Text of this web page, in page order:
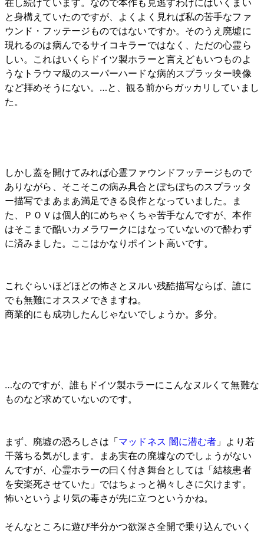
在し続けています。なので本作も見逃すわけにはいくまい
と身構えていたのですが、よくよく見れば私の苦手なファ
ウンド・フッテージものではないですか。そのうえ廃墟に
現れるのは病んでるサイコキラーではなく、ただの心霊ら
しい。これはいくらドイツ製ホラーと言えどもいつものよ
うなトラウマ級のスーパーハードな病的スプラッター映像
など拝めそうにない。…と、観る前からガッカリしていまし
た。
しかし蓋を開けてみれば心霊ファウンドフッテージもので
ありながら、そこそこの病み具合とぼちぼちのスプラッタ
ー描写でまあまあ満足できる良作となっていました。ま
た、ＰＯＶは個人的にめちゃくちゃ苦手なんですが、本作
はそこまで酷いカメラワークにはなっていないので酔わず
に済みました。ここはかなりポイント高いです。
これぐらいほどほどの怖さとヌルい残酷描写ならば、誰に
でも無難にオススメできますね。
商業的にも成功したんじゃないでしょうか。多分。
…なのですが、誰もドイツ製ホラーにこんなヌルくて無難な
ものなど求めていないのです。
まず、廃墟の恐ろしさは「マッドネス 闇に潜む者 」より若
干落ちる気がします。まあ実在の廃墟なのでしょうがない
んですが、心霊ホラーの曰く付き舞台としては「結核患者
を安楽死させていた」ではちょっと禍々しさに欠けます。
怖いというより気の毒さが先に立つというかね。
そんなところに遊び半分かつ欲深さ全開で乗り込んでいく